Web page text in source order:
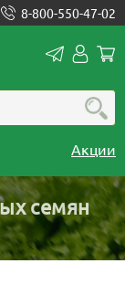
8-800-550-47-02
Акции
семян